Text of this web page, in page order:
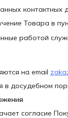
контактных
Товара в
работой
на email
в досудебном
согласие